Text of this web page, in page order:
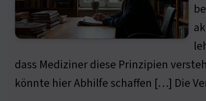
dass Mediziner diese Prinzipien
könnte hier Abhilfe schaffen […] Die